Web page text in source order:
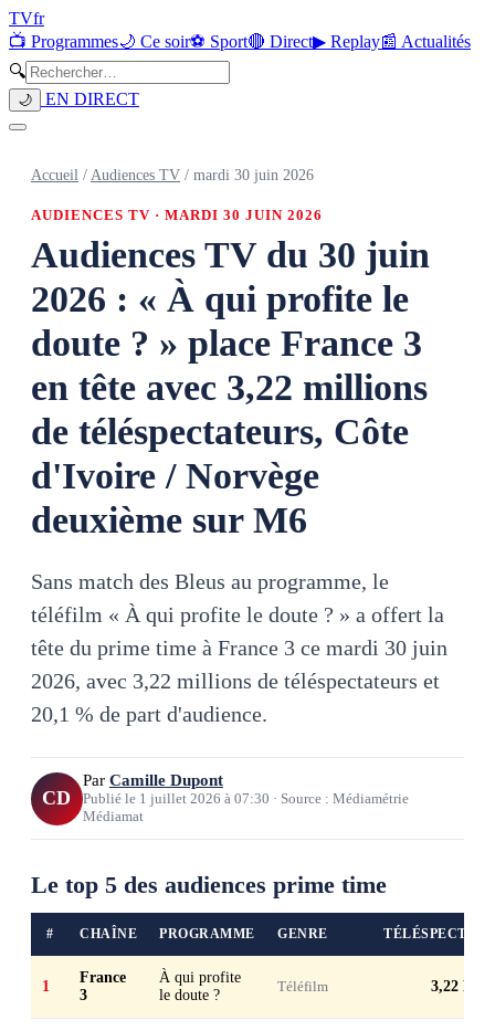
TVfr
📺 Programmes🌙 Ce soir⚽ Sport🔴 Direct▶ Replay📰 Actualités
🔍
🌙 EN DIRECT
Accueil / Audiences TV / mardi 30 juin 2026
AUDIENCES TV · MARDI 30 JUIN 2026
Audiences TV du 30 juin
2026 : « À qui profite le
doute ? » place France 3
en tête avec 3,22 millions
de téléspectateurs, Côte
d'Ivoire / Norvège
deuxième sur M6
Sans match des Bleus au programme, le
téléfilm « À qui profite le doute ? » a offert la
tête du prime time à France 3 ce mardi 30 juin
2026, avec 3,22 millions de téléspectateurs et
20,1 % de part d'audience.
CD
Par Camille Dupont
Publié le 1 juillet 2026 à 07:30 · Source : Médiamétrie
Médiamat
Le top 5 des audiences prime time
# CHAÎNE PROGRAMME GENRE
1
France
3
À qui profite
le doute ?
Téléfilm 3,22 M